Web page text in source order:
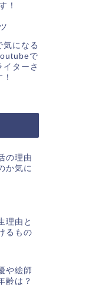
！
気になる
で
ターさ
の理由
か気に
理由と
るもの
や絵師
齢は？